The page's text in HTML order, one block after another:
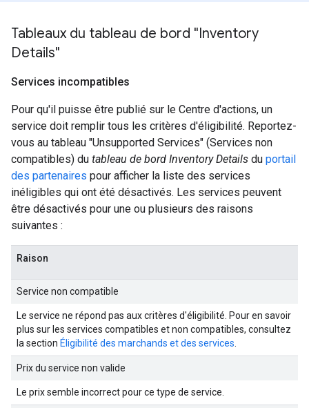
Tableaux du tableau de bord "Inventory
Details"
Services incompatibles
Pour qu'il puisse être publié sur le Centre d'actions, un
service doit remplir tous les critères d'éligibilité. Reportez-
vous au tableau "Unsupported Services" (Services non
compatibles) du tableau de bord Inventory Details du portail
des partenaires pour afficher la liste des services
inéligibles qui ont été désactivés. Les services peuvent
être désactivés pour une ou plusieurs des raisons
suivantes :
Raison
Service non compatible
Le service ne répond pas aux critères d'éligibilité. Pour en savoir
plus sur les services compatibles et non compatibles, consultez
la section Éligibilité des marchands et des services
Prix du service non valide
Le prix semble incorrect pour ce type de service.